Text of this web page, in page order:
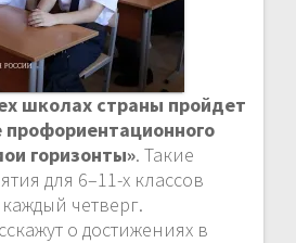
школах страны пройдет
профориентационного
горизонты». Такие
для 6–11-х классов
четверг.
о достижениях в